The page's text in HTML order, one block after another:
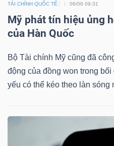
TÀI CHÍNH QUỐC TẾ 06/08 09:31
Mỹ phát tín hiệu ủng
của Hàn Quốc
Bộ Tài chính Mỹ cũng đã
động của đồng won trong
yếu có thể kéo theo làn sóng
Báo
cáo
tích
(-)